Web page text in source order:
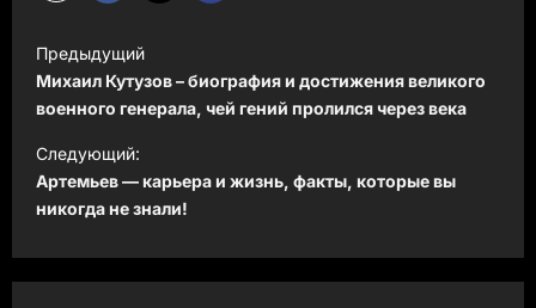
Н
а
в
и
г
а
ц
Предыдущий
Михаил Кутузов – биография и достижения великого
военного генерала, чей гений пролился через века
Следующий:
Артемьев — карьера и жизнь, факты, которые вы
никогда не знали!